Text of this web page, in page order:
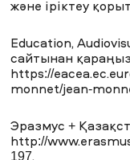
және іріктеу
Education,
сайтынан қараңыз
https://
monnet/jean-
Эразмус +
http://